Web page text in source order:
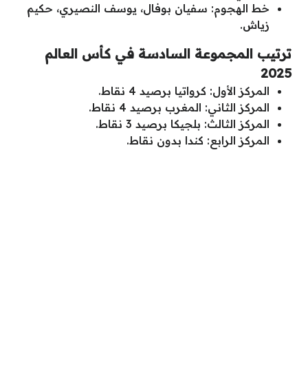
خط الهجوم: سفيان بوفال، يوسف النصيري، حكيم
زياش.
ترتيب المجموعة السادسة في كأس العالم
2025
المركز الأول: كرواتيا برصيد 4 نقاط.
المركز الثاني: المغرب برصيد 4 نقاط.
المركز الثالث: بلجيكا برصيد 3 نقاط.
المركز الرابع: كندا بدون نقاط.